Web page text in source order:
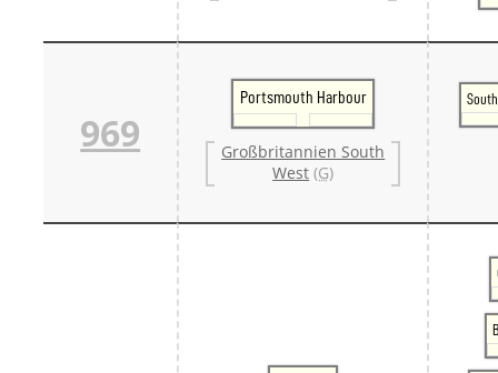
969
Portsmouth Harbour
Großbritannien South
West (G)